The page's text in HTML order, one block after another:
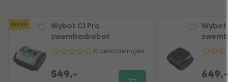
Nieuw
Wybot C1 Pro
zwembadrobot
0 beoordelingen
549,-
Wybot
649,-